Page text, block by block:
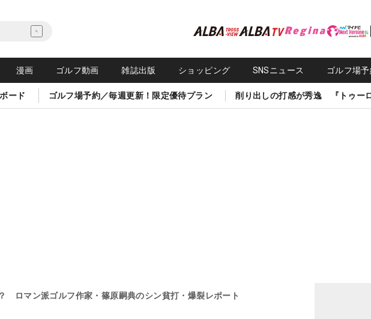
漫画 ゴルフ動画 雑誌出版 ショッピング SNSニュース ゴルフ場予
ード ゴルフ場予約／毎週更新！限定優待プラン 削り出しの打感が秀逸 『トゥーロ
ロマン派ゴルフ作家・篠原嗣典のシン貧打・爆裂レポート